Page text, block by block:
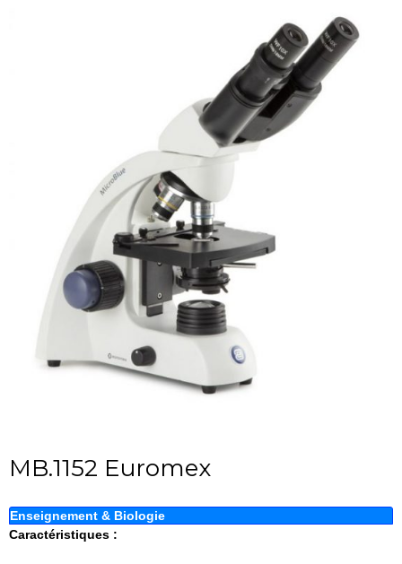
MB.1152 Euromex
Enseignement & Biologie
Caractéristiques :